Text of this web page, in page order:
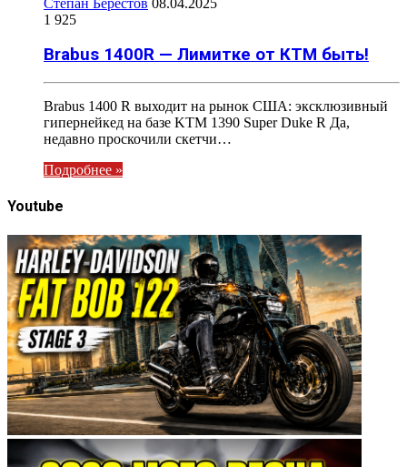
1 925
Brabus 1400R — Лимитке от КТМ быть!
Brabus 1400 R выходит на рынок США: эксклюзивный
гипернейкед на базе KTM 1390 Super Duke R Да,
недавно проскочили скетчи…
Подробнее »
Youtube